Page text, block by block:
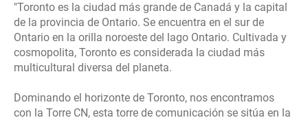
"Toronto es la ciudad más grande de Canadá y la capital
de la provincia de Ontario. Se encuentra en el sur de
Ontario en la orilla noroeste del lago Ontario. Cultivada y
cosmopolita, Toronto es considerada la ciudad más
multicultural diversa del planeta.
Dominando el horizonte de Toronto, nos encontramos
con la Torre CN, esta torre de comunicación se sitúa en la